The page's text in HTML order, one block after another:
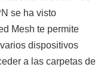
se ha visto
Mesh te permite
dispositivos
a las carpetas de